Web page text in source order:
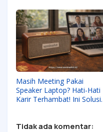
Terbaik di Musim Hujan
2026
Masih Meeting Pakai
Speaker Laptop? Hati-Hati
Karir Terhambat! Ini Solusi
Tidak ada komentar: